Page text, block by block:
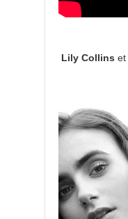
Lily Collins et